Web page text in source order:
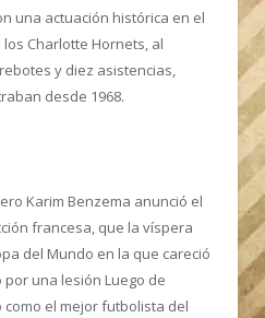
una actuación histórica en el
Charlotte Hornets, al
y diez asistencias,
desde 1968.
Karim Benzema anunció el
francesa, que la víspera
del Mundo en la que careció
una lesión Luego de
como el mejor futbolista del